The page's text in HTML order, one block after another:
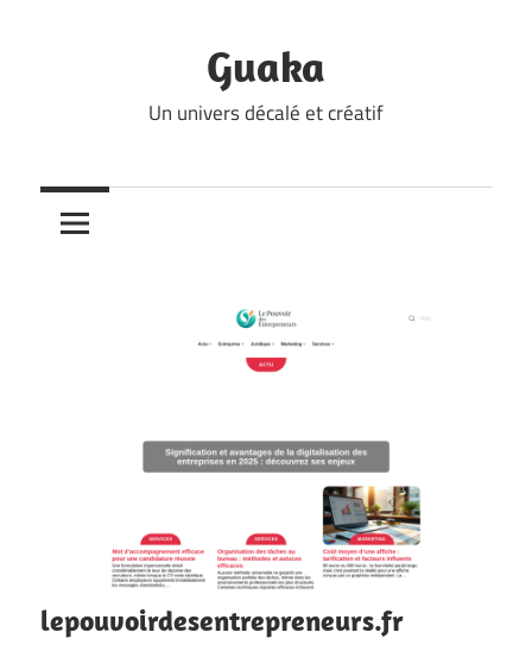
Guaka
Un univers décalé et créatif
lepouvoirdesentrepreneurs.fr